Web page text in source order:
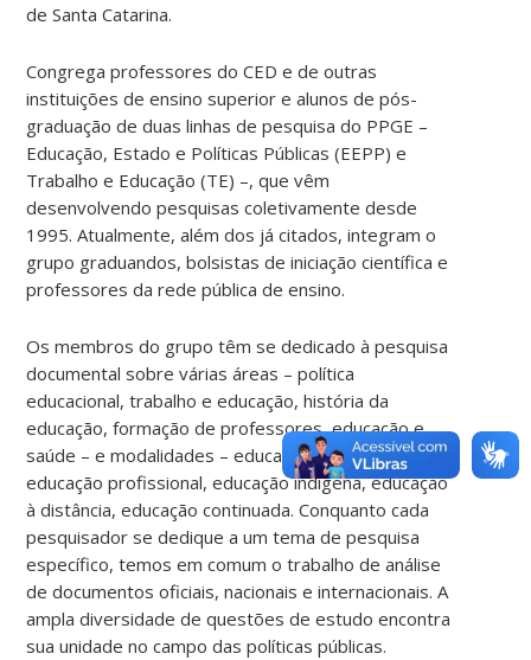
de Santa Catarina.
Congrega professores do CED e de outras
instituições de ensino superior e alunos de pós-
graduação de duas linhas de pesquisa do PPGE –
Educação, Estado e Políticas Públicas (EEPP) e
Trabalho e Educação (TE) –, que vêm
desenvolvendo pesquisas coletivamente desde
1995. Atualmente, além dos já citados, integram o
grupo graduandos, bolsistas de iniciação científica e
professores da rede pública de ensino.
Os membros do grupo têm se dedicado à pesquisa
documental sobre várias áreas – política
educacional, trabalho e educação, história da
educação, formação de professores, educação e
saúde – e modalidades – educação especial,
educação profissional, educação indígena, educação
à distância, educação continuada. Conquanto cada
pesquisador se dedique a um tema de pesquisa
específico, temos em comum o trabalho de análise
de documentos oficiais, nacionais e internacionais. A
ampla diversidade de questões de estudo encontra
sua unidade no campo das políticas públicas.